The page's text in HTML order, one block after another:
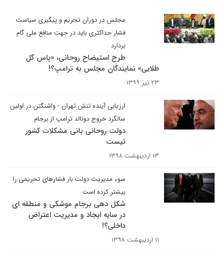
مجلس در دوران تحریم و پیگیری سیاست
فشار حداکثری باید در جهت منافع ملی گام
بردارد
طرح استیضاح روحانی، «پاس گل
طلایی» نمایندگان مجلس به ترامپ؟!
۲۳ تیر ۱۳۹۹
ارزیابی آینده تنش تهران - واشنگتن در اولین
سالگرد خروج دونالد ترامپ از برجام
دولت روحانی بانی مشکلات کشور
نیست
۱۳ اردیبهشت ۱۳۹۸
سوء مدیریت دولت بار فشارهای تحریمی را
بیشتر کرده است
شکل دهی برجام موشکی و منطقه ای
در سایه ایجاد و مدیریت اعتراض
داخلی؟!
۱۱ اردیبهشت ۱۳۹۸